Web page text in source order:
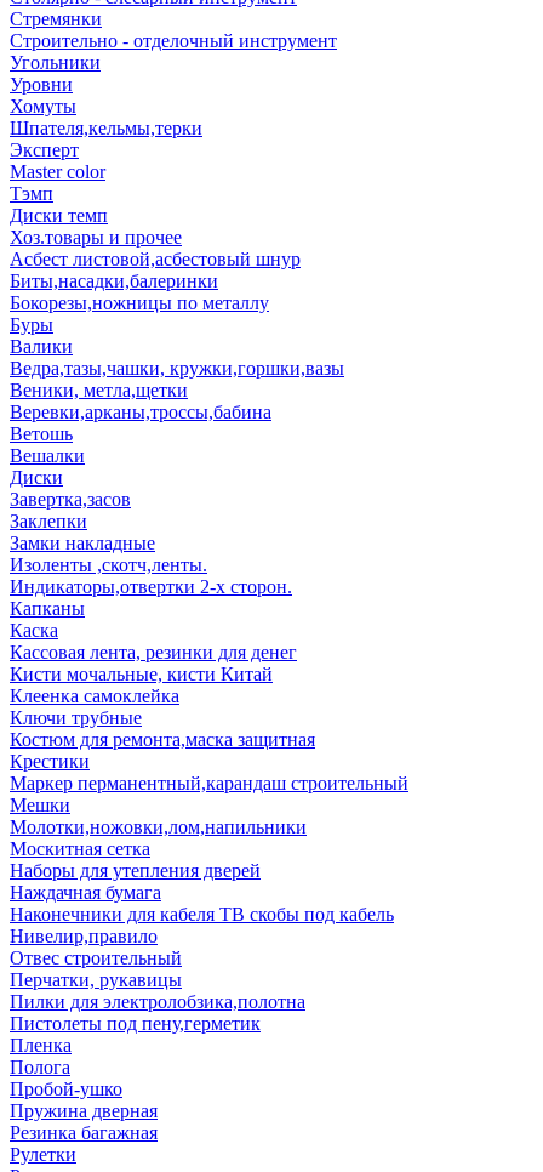
Стремянки
Строительно - отделочный инструмент
Угольники
Уровни
Хомуты
Шпателя,кельмы,терки
Эксперт
Master color
Тэмп
Диски темп
Хоз.товары и прочее
Асбест листовой,асбестовый шнур
Биты,насадки,балеринки
Бокорезы,ножницы по металлу
Буры
Валики
Ведра,тазы,чашки, кружки,горшки,вазы
Веники, метла,щетки
Веревки,арканы,троссы,бабина
Ветошь
Вешалки
Диски
Завертка,засов
Заклепки
Замки накладные
Изоленты ,скотч,ленты.
Индикаторы,отвертки 2-х сторон.
Капканы
Каска
Кассовая лента, резинки для денег
Кисти мочальные, кисти Китай
Клеенка самоклейка
Ключи трубные
Костюм для ремонта,маска защитная
Крестики
Маркер перманентный,карандаш строительный
Мешки
Молотки,ножовки,лом,напильники
Москитная сетка
Наборы для утепления дверей
Наждачная бумага
Наконечники для кабеля ТВ скобы под кабель
Нивелир,правило
Отвес строительный
Перчатки, рукавицы
Пилки для электролобзика,полотна
Пистолеты под пену,герметик
Пленка
Полога
Пробой-ушко
Пружина дверная
Резинка багажная
Рулетки